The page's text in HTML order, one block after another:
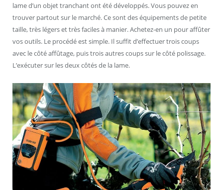
lame d’un objet tranchant ont été développés. Vous pouvez en
trouver partout sur le marché. Ce sont des équipements de petite
taille, très légers et très faciles à manier. Achetez-en un pour affûter
vos outils. Le procédé est simple. Il suffit d’effectuer trois coups
avec le côté affûtage, puis trois autres coups sur le côté polissage.
L’exécuter sur les deux côtés de la lame.